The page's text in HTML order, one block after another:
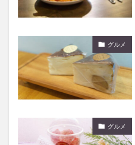
グルメ
グルメ